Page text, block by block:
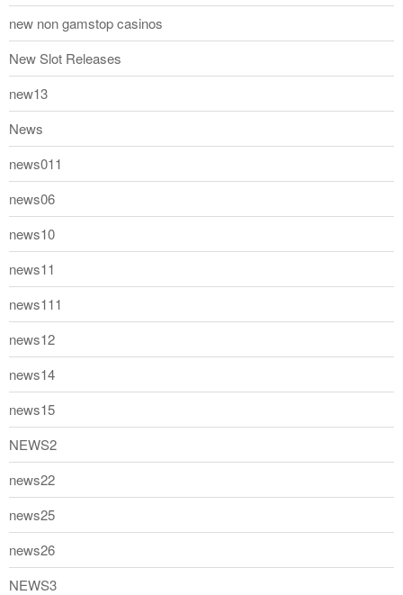
new non gamstop casinos
New Slot Releases
new13
News
news011
news06
news10
news11
news111
news12
news14
news15
NEWS2
news22
news25
news26
NEWS3